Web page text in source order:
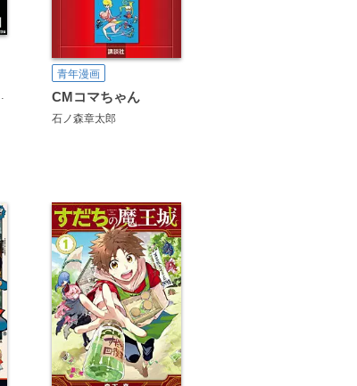
大賀浅木 石森プロ
青年漫画
CMコマちゃん
石ノ森章太郎